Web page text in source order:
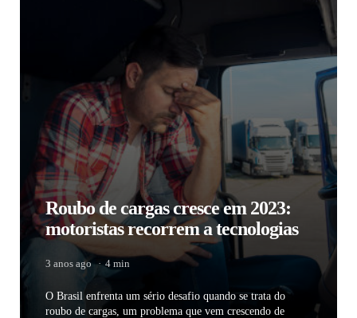
Roubo de cargas cresce em 2023:
motoristas recorrem a tecnologias
3 anos ago 4 min
O Brasil enfrenta um sério desafio quando se trata do
roubo de cargas, um problema que vem crescendo de